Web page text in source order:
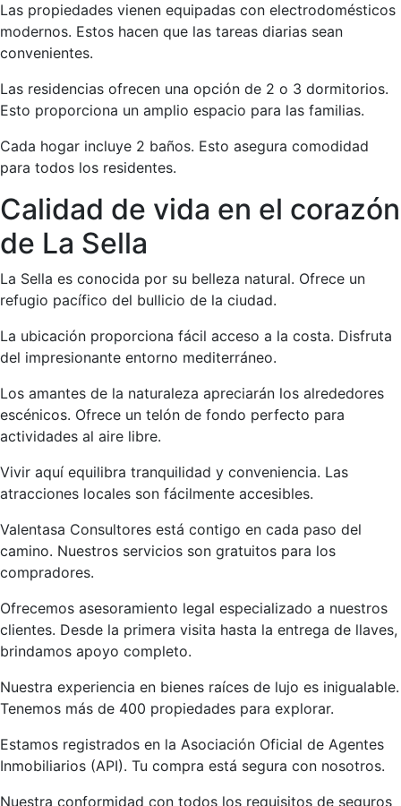
Las propiedades vienen equipadas con electrodomésticos
modernos. Estos hacen que las tareas diarias sean
convenientes.
Las residencias ofrecen una opción de 2 o 3 dormitorios.
Esto proporciona un amplio espacio para las familias.
Cada hogar incluye 2 baños. Esto asegura comodidad
para todos los residentes.
Calidad de vida en el corazón
de La Sella
La Sella es conocida por su belleza natural. Ofrece un
refugio pacífico del bullicio de la ciudad.
La ubicación proporciona fácil acceso a la costa. Disfruta
del impresionante entorno mediterráneo.
Los amantes de la naturaleza apreciarán los alrededores
escénicos. Ofrece un telón de fondo perfecto para
actividades al aire libre.
Vivir aquí equilibra tranquilidad y conveniencia. Las
atracciones locales son fácilmente accesibles.
Valentasa Consultores está contigo en cada paso del
camino. Nuestros servicios son gratuitos para los
compradores.
Ofrecemos asesoramiento legal especializado a nuestros
clientes. Desde la primera visita hasta la entrega de llaves,
brindamos apoyo completo.
Nuestra experiencia en bienes raíces de lujo es inigualable.
Tenemos más de 400 propiedades para explorar.
Estamos registrados en la Asociación Oficial de Agentes
Inmobiliarios (API). Tu compra está segura con nosotros.
Nuestra conformidad con todos los requisitos de seguros